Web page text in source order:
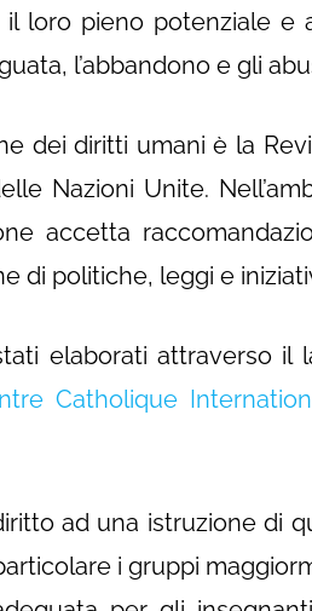
loro pieno potenziale e
l’abbandono e gli
dei diritti umani è la
Nazioni Unite.
accetta
di politiche, leggi e
elaborati attraverso il
Catholique
ad una istruzione di
i gruppi